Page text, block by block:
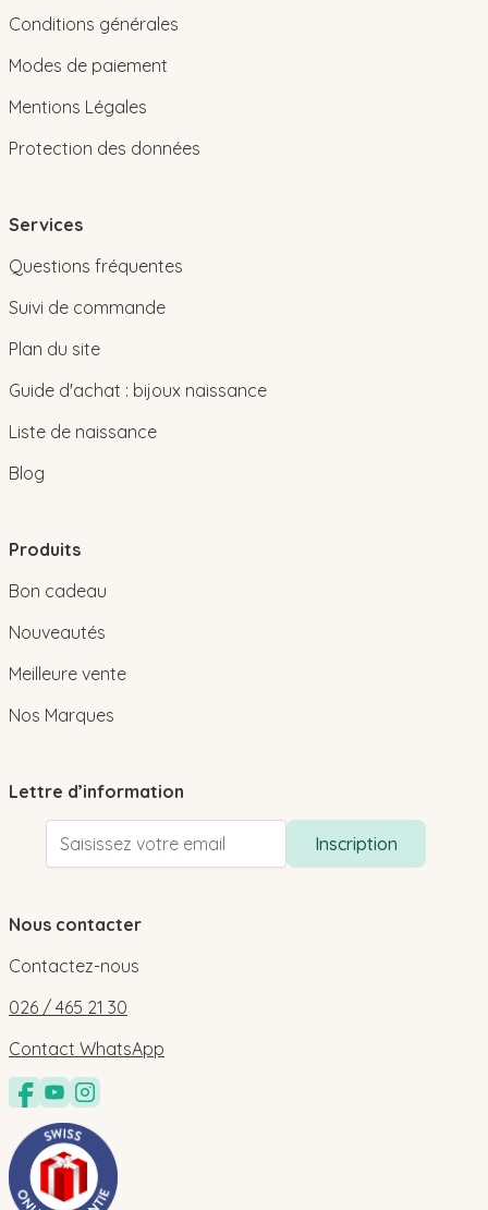
Conditions générales
Modes de paiement
Mentions Légales
Protection des données
Services
Questions fréquentes
Suivi de commande
Plan du site
Guide d'achat : bijoux naissance
Liste de naissance
Blog
Produits
Bon cadeau
Nouveautés
Meilleure vente
Nos Marques
Lettre d’information
Adresse email
Inscription
Nous contacter
Contactez-nous
026 / 465 21 30
Contact WhatsApp